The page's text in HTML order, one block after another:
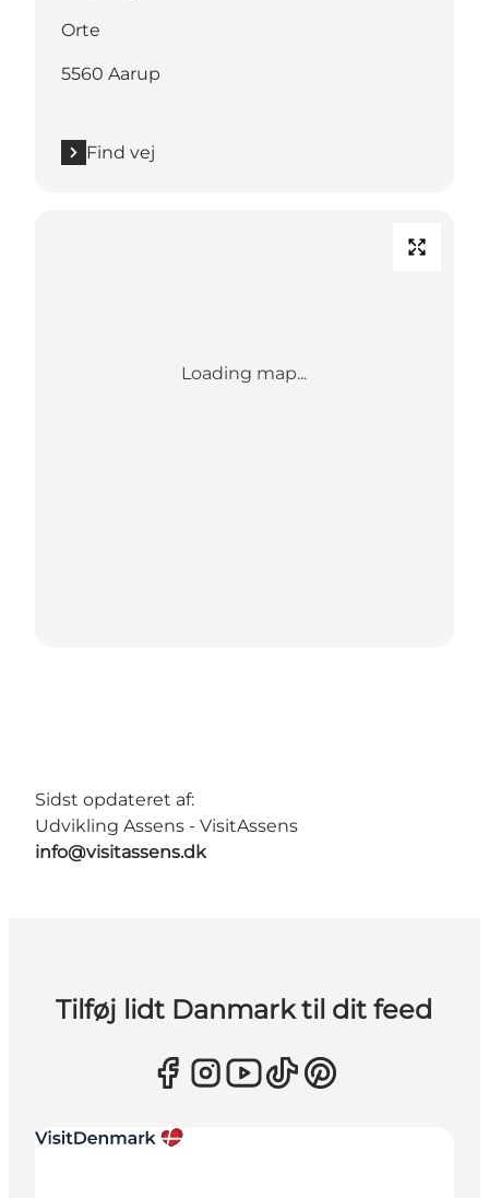
Orte
5560 Aarup
Find vej
Loading map...
Sidst opdateret af:
Udvikling Assens - VisitAssens
info@visitassens.dk
Tilføj lidt Danmark til dit feed